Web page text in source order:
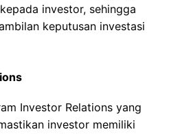
investor, sehingga
keputusan investasi
Investor Relations yang
investor memiliki